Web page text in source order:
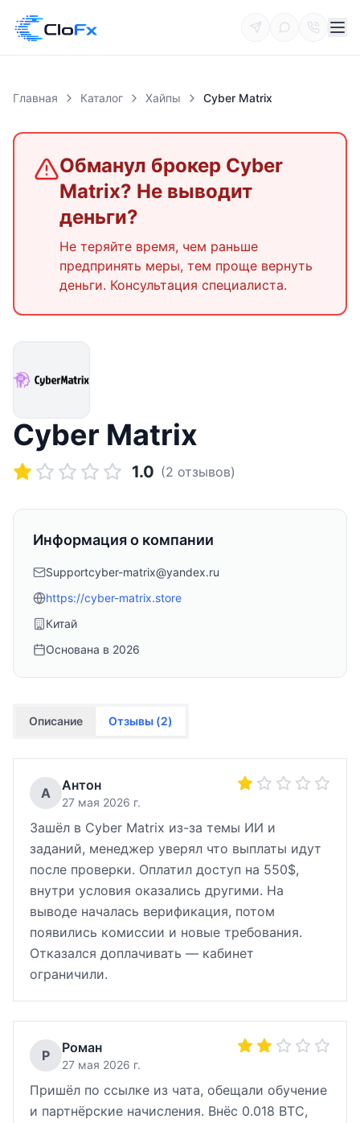
Главная Каталог Хайпы Cyber Matrix
Обманул брокер Cyber
Matrix? Не выводит
деньги?
Не теряйте время, чем раньше
предпринять меры, тем проще вернуть
деньги. Консультация специалиста.
Cyber Matrix
1.0 (2 отзывов)
Информация о компании
Supportcyber-matrix@yandex.ru
https://cyber-matrix.store
Китай
Основана в 2026
Описание Отзывы (2)
А Антон
27 мая 2026 г.
Зашёл в Cyber Matrix из-за темы ИИ и
заданий, менеджер уверял что выплаты идут
после проверки. Оплатил доступ на 550$,
внутри условия оказались другими. На
выводе началась верификация, потом
появились комиссии и новые требования.
Отказался доплачивать — кабинет
ограничили.
Р Роман
27 мая 2026 г.
Пришёл по ссылке из чата, обещали обучение
и партнёрские начисления. Внёс 0.018 BTC,